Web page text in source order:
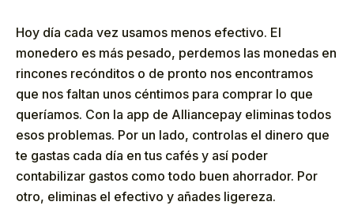
Hoy día cada vez usamos menos efectivo. El
monedero es más pesado, perdemos las monedas en
rincones recónditos o de pronto nos encontramos
que nos faltan unos céntimos para comprar lo que
queríamos. Con la app de Alliancepay eliminas todos
esos problemas. Por un lado, controlas el dinero que
te gastas cada día en tus cafés y así poder
contabilizar gastos como todo buen ahorrador. Por
otro, eliminas el efectivo y añades ligereza.